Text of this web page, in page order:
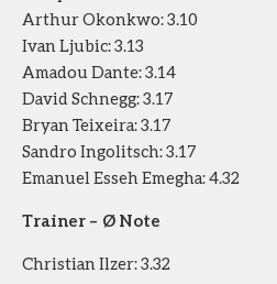
Arthur Okonkwo: 3.10
Ivan Ljubic: 3.13
Amadou Dante: 3.14
David Schnegg: 3.17
Bryan Teixeira: 3.17
Sandro Ingolitsch: 3.17
Emanuel Esseh Emegha: 4.32
Trainer – Ø Note
Christian Ilzer: 3.32